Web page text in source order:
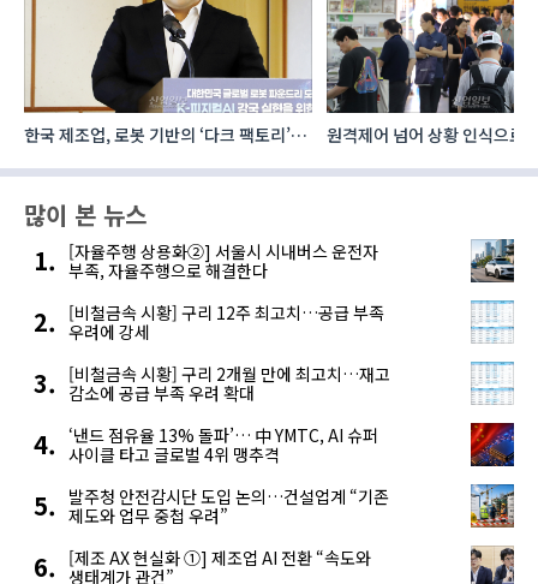
한국 제조업, 로봇 기반의 ‘다크 팩토리’로
원격제어 넘어 상황 인식으로,
많이 본 뉴스
[자율주행 상용화②] 서울시 시내버스 운전자
부족, 자율주행으로 해결한다
[비철금속 시황] 구리 12주 최고치…공급 부족
우려에 강세
[비철금속 시황] 구리 2개월 만에 최고치…재고
감소에 공급 부족 우려 확대
‘낸드 점유율 13% 돌파’… 中 YMTC, AI 슈퍼
사이클 타고 글로벌 4위 맹추격
발주청 안전감시단 도입 논의…건설업계 “기존
제도와 업무 중첩 우려”
[제조 AX 현실화 ①] 제조업 AI 전환 “속도와
생태계가 관건”